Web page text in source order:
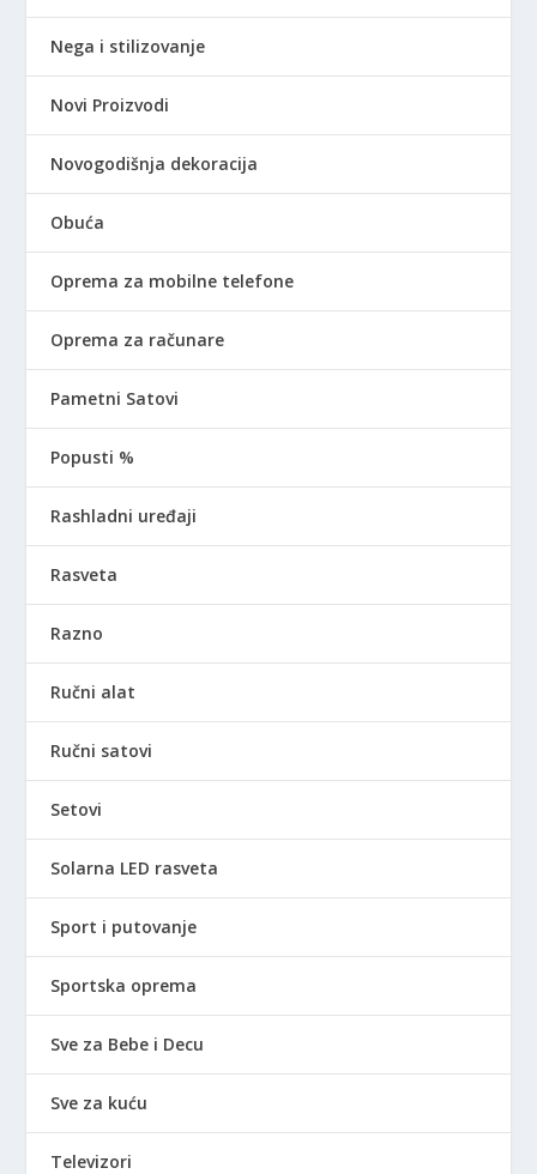
Nega i stilizovanje
Novi Proizvodi
Novogodišnja dekoracija
Obuća
Oprema za mobilne telefone
Oprema za računare
Pametni Satovi
Popusti %
Rashladni uređaji
Rasveta
Razno
Ručni alat
Ručni satovi
Setovi
Solarna LED rasveta
Sport i putovanje
Sportska oprema
Sve za Bebe i Decu
Sve za kuću
Televizori